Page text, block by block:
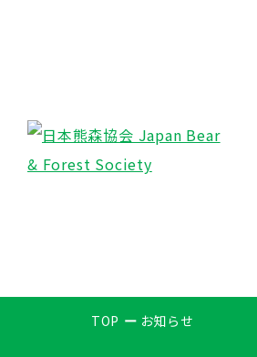
TOP お知らせ